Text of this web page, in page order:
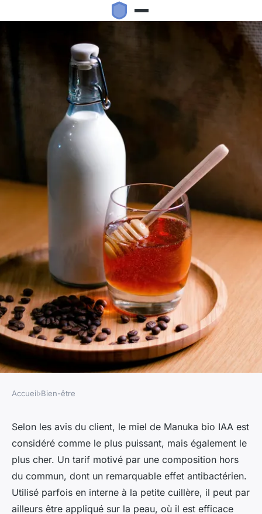
À la découverte de l'univers du
miel de manuka 20 bienfaits
Benjamin•8 avril 2025• 5 min de lecture
Accueil›Bien-être
Selon les avis du client, le miel de Manuka bio IAA est
considéré comme le plus puissant, mais également le
plus cher. Un tarif motivé par une composition hors
du commun, dont un remarquable effet antibactérien.
Utilisé parfois en interne à la petite cuillère, il peut par
ailleurs être appliqué sur la peau, où il est efficace